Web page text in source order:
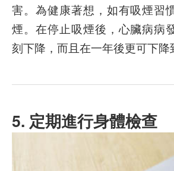
害。為健康著想，如有吸煙習
煙。在停止吸煙後，心臟病病
刻下降，而且在一年後更可下降
5. 定期進行身體檢查